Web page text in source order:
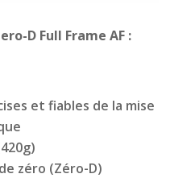
D Full Frame AF :
et fiables de la mise
zéro (Zéro-D)